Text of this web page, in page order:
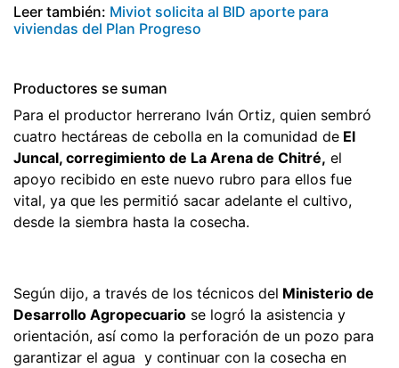
Leer también: Miviot solicita al BID aporte para
viviendas del Plan Progreso
Productores se suman
Para el productor herrerano Iván Ortiz, quien sembró
cuatro hectáreas de cebolla en la comunidad de El
Juncal, corregimiento de La Arena de Chitré, el
apoyo recibido en este nuevo rubro para ellos fue
vital, ya que les permitió sacar adelante el cultivo,
desde la siembra hasta la cosecha.
Según dijo, a través de los técnicos del Ministerio de
Desarrollo Agropecuario se logró la asistencia y
orientación, así como la perforación de un pozo para
garantizar el agua y continuar con la cosecha en